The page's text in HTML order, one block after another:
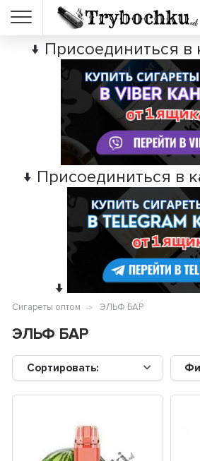
↓ Присоединиться в
↓ Присоединиться в
↓
Сигареты оптом ЭЛЬФ БАР
ЭЛЬФ БАР
Сортировать: